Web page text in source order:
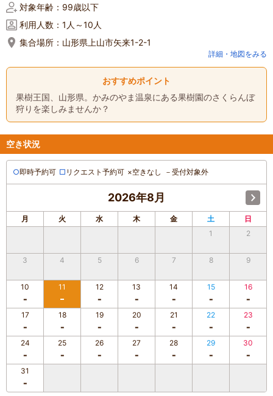
対象年齢： 99歳以下
利用人数： 1人～10人
集合場所： 山形県上山市矢来1-2-1
詳細・地図をみる
おすすめポイント
果樹王国、山形県。かみのやま温泉にある果樹園のさくらんぼ
狩りを楽しみませんか？
空き状況
○即時予約可 □ リクエスト予約可 ×空きなし － 受付対象外
2026年8月
月 火 水 木 金 土
日
1
2
3 4 5 6 7 8 9
10 11 12 13 14 15 16
17 18 19 20 21 22 23
24 25 26 27 28 29 30
31